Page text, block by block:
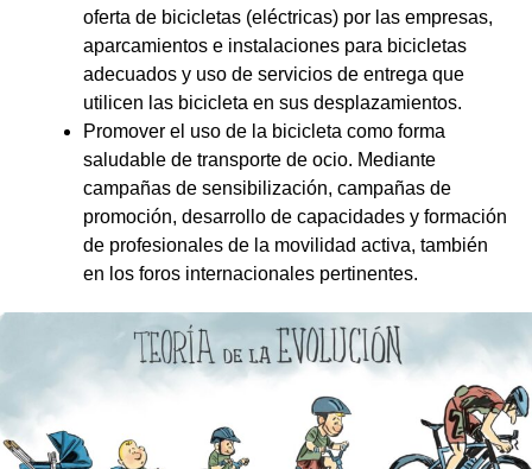
oferta de bicicletas (eléctricas) por las empresas,
aparcamientos e instalaciones para bicicletas
adecuados y uso de servicios de entrega que
utilicen las bicicleta en sus desplazamientos.
Promover el uso de la bicicleta como forma
saludable de transporte de ocio. Mediante
campañas de sensibilización, campañas de
promoción, desarrollo de capacidades y formación
de profesionales de la movilidad activa, también
en los foros internacionales pertinentes.